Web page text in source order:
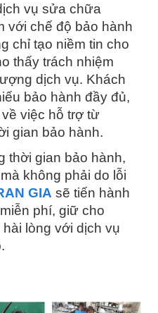
vụ sửa chữa
với chế độ bảo hành
chỉ tạo niềm tin cho
thấy trách nhiệm
dịch vụ. Khách
bảo hành đầy đủ,
việc hỗ trợ từ
gian bảo hành.
thời gian bảo hành,
không phải do lỗi
GIA sẽ tiến hành
phí, giữ cho
lòng với dịch vụ